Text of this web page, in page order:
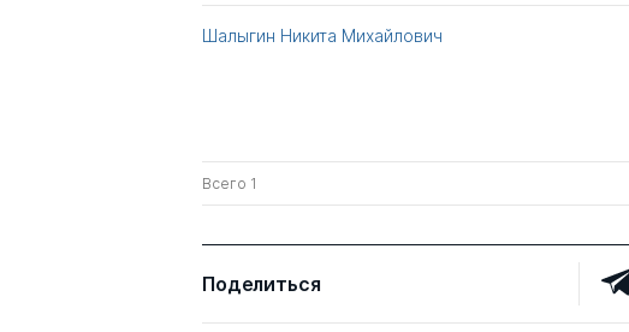
Шалыгин Никита Михайлович
Всего 1
Поделиться